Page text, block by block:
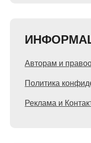
Авторам и
Политика
Реклама и